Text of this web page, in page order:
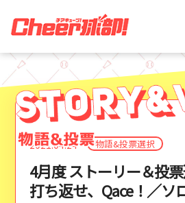
2021.04.24 物語&投票選択
4月度 ストーリー＆投
打ち返せ、Qace！／ソ